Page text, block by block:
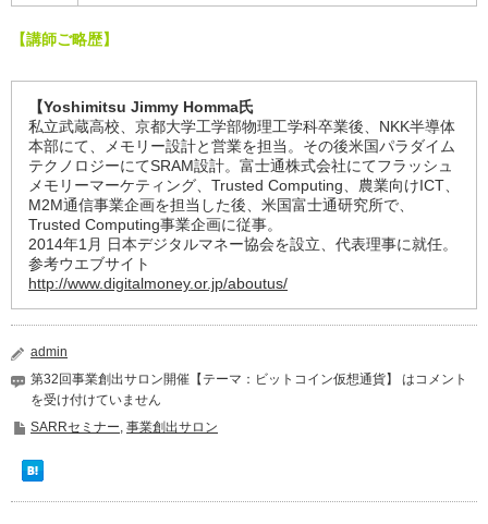
【講師ご略歴】
【Yoshimitsu Jimmy Homma氏
私立武蔵高校、京都大学工学部物理工学科卒業後、NKK半導体
本部にて、メモリー設計と営業を担当。その後米国パラダイム
テクノロジーにてSRAM設計。富士通株式会社にてフラッシュ
メモリーマーケティング、Trusted Computing、農業向けICT、
M2M通信事業企画を担当した後、米国富士通研究所で、
Trusted Computing事業企画に従事。
2014年1月 日本デジタルマネー協会を設立、代表理事に就任。
参考ウエブサイト
http://www.digitalmoney.or.jp/aboutus/
admin
第32回事業創出サロン開催【テーマ：ビットコイン仮想通貨】 はコメント
を受け付けていません
SARRセミナー, 事業創出サロン